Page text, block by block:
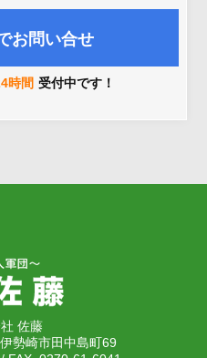
お問い合せ
時間 受付中です！
佐藤
勢崎市田中島町69